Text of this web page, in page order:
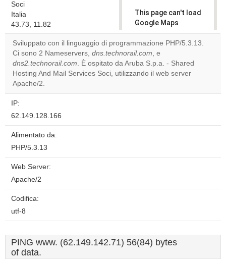
Soci
Italia
43.73, 11.82
This page can't load
Google Maps
correctly.
Do you
own this
website?
OK
Sviluppato con il linguaggio di programmazione PHP/5.3.13.
Ci sono 2 Nameservers, dns.technorail.com, e
dns2.technorail.com. È ospitato da Aruba S.p.a. - Shared
Hosting And Mail Services Soci, utilizzando il web server
Apache/2.
IP:
62.149.128.166
Alimentato da:
PHP/5.3.13
Web Server:
Apache/2
Codifica:
utf-8
PING www. (62.149.142.71) 56(84) bytes
of data.